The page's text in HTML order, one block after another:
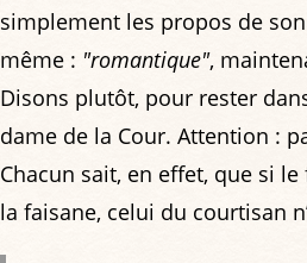
simplement les propos de
même : "romantique",
Disons plutôt, pour rester
dame de la Cour. Attention :
Chacun sait, en effet, que si
la faisane, celui du courtisan